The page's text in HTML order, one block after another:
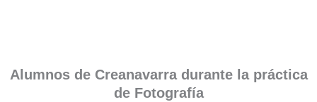
Alumnos de Creanavarra durante la práctica
de Fotografía